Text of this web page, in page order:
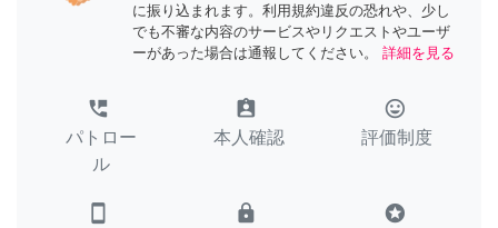
に振り込まれます。利用規約違反の恐れや、少し
でも不審な内容のサービスやリクエストやユーザ
ーがあった場合は通報してください。
詳細を見る
perm_phone_msg
パトロー
ル
assignment_ind
本人確認
tag_faces
評価制度
smartphone lock stars